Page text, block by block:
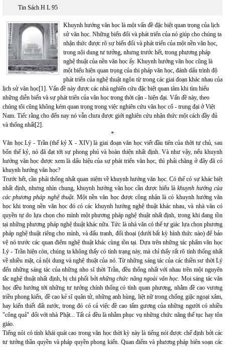
Tin Sách H L 95
Khuynh hướng văn học là một vấn đề đặc biệt quan trọng của lịch
sử văn học. Những biến đổi và phát triển của nó giúp cho chúng ta
nhận thức được rõ sự biến đổi và phát triển của một nền văn học,
trong nội dung tư tưởng, nhưng trước hết, trong phương pháp
nghệ thuật của nền văn học ấy. Khuynh hướng văn học cũng là
một biểu hiện quan trọng của thi pháp văn học, đánh dấu trình độ
phát triển của nghệ thuật ngôn từ trong các giai đoạn khác nhau của
lịch sử văn học[1]. Vấn đề này được các nhà nghiên cứu đặc biệt quan tâm khi tìm hiểu
những diễn biến và sự phát triển của văn học trong thời cận - hiện đại. Vấn đề này, theo
chúng tôi cũng không kém quan trọng trong việc nghiên cứu văn học cổ - trung đại ở Việt
Nam. Tiếc rằng cho đến nay nó vẫn chưa được giới nghiên cứu nhận thức một cách đầy đủ
và thống nhất[2].
*
Văn học Lý - Trần (thế kỷ X - XIV) là giai đoạn văn học viết đầu tiên của thời tự chủ, sau
bốn thế kỷ, nó đã đạt tới sự phong phú và hoàn thiện nhất định. Và như vậy, nếu khuynh
hướng văn học được xem là dấu hiệu của sự phát triển văn học, thì phải chăng ở đây đã có
khuynh hướng văn học?
Trước hết, cần phải thống nhất quan niệm về khuynh hướng văn học. Có thể có sự khác biệt
nhất định, nhưng nhìn chung, khuynh hướng văn học cần được hiểu làkhuynh hướng của
các phương pháp nghệ thuật. Một nền văn học được công nhận là có khuynh hướng văn
học khi trong nền văn học đó có các khuynh hướng nghệ thuật khác nhau, và nhà văn có
quyền tự do lựa chọn cho mình một phương pháp nghệ thuật nhất định, trong khi đang tồn
tại những phương pháp nghệ thuật khác nữa. Tức là nhà văn có thể tự giác lựa chọn phương
pháp nghệ thuật riêng cho mình, và đấu tranh, đối thoại (dưới bất kỳ hình thức nào) để bảo
vệ nó trước các quan điểm nghệ thuật khác cùng tồn tại. Dựa trên những tác phẩm văn học
Lý - Trần hiện còn, chúng ta không thấy có tình trạng này, mà chỉ thấy rất rõ tính thống nhất
về nhiều mặt, cả nội dung và nghệ thuật của nó. Từ những sáng tác của các thiền sư thời Lý
đến những sáng tác của những nho sĩ thời Trần, đều thống nhất với nhau trên một nguyên
tắc nghệ thuật nhất định, bị chi phối bởinhững chức năng ngoài văn học. Mọi sáng tác văn
học đều hướng tới những tư tưởng chính thống có tính quan phương, nhằm đề cao vương
triều phong kiến, đề cao kẻ sĩ quân tử, những anh hùng, liệt nữ trong chống giặc ngoại xâm,
hay kiến thiết đất nước, trong đó có cả việc đề cao tấm gương của những người có nhiều
"công quả" đối với nhà Phật... Tất cả đều là nhằm phục vụ những chức năng thế tục hay tôn
giáo.
Tiếng nói có tính khái quát cao trong văn học thời kỳ này là tiếng nói được chế định bởi các
tư tưởng thần quyền và pháp quyền phong kiến. Quan điểm và phương pháp biên soạn các